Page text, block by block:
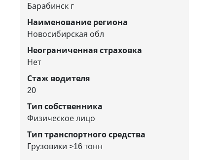
Барабинск г
Наименование региона
Новосибирская обл
Неограниченная страховка
Нет
Стаж водителя
20
Тип собственника
Физическое лицо
Тип транспортного средства
Грузовики >16 тонн